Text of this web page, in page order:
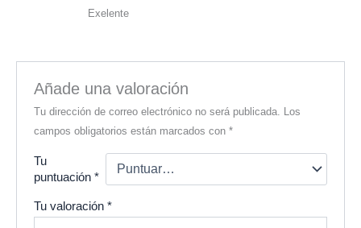
con 5de 5
Exelente
Añade una valoración
Tu dirección de correo electrónico no será publicada. Los
campos obligatorios están marcados con*
Tu
puntuación*
Tu valoración*